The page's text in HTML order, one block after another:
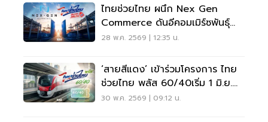
ไทยช่วยไทย ผนึก Nex Gen
Commerce ดันอีคอมเมิร์ซพันธุ์
ไทย ปลุก SME สู้ต่างชาติ
28 พ.ค. 2569 | 12:35 น.
‘สายสีแดง’ เข้าร่วมโครงการ ไทย
ช่วยไทย พลัส 60/40เริ่ม 1 มิ.ย.
69
30 พ.ค. 2569 | 09:12 น.